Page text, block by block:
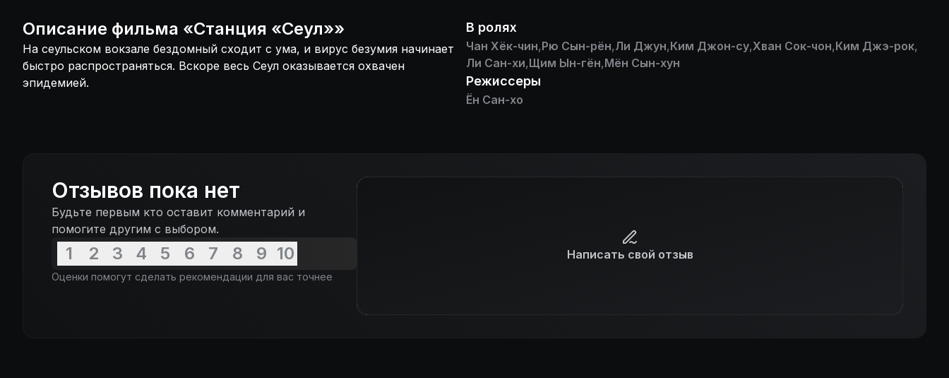
Описание фильма «Станция «Сеул»»
На сеульском вокзале бездомный сходит с ума, и вирус безумия начинает
быстро распространяться. Вскоре весь Сеул оказывается охвачен
эпидемией.
В ролях
Чан Хёк-чин,Рю Сын-рён,Ли Джун,Ким Джон-су,Хван Сок-чон,Ким Джэ-рок,
Ли Сан-хи,Щим Ын-гён,Мён Сын-хун
Режиссеры
Ён Сан-хо
Отзывов пока нет
Будьте первым кто оставит комментарий и
помогите другим с выбором.
1 2 3 4 5 6 7 8 9 10
Оценки помогут сделать рекомендации для вас точнее
Написать свой отзыв